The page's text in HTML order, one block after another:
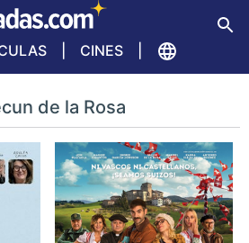
CINES
de la Rosa